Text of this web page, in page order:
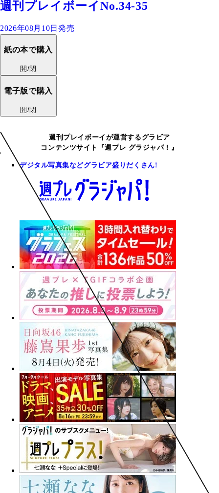
週刊プレイボーイNo.34-35
2026年08月10日発売
紙の本で購入
開/閉
電子版で購入
開/閉
週刊プレイボーイが運営するグラビア
コンテンツサイト『週プレ グラジャパ！』
デジタル写真集などグラビア盛りだくさん!